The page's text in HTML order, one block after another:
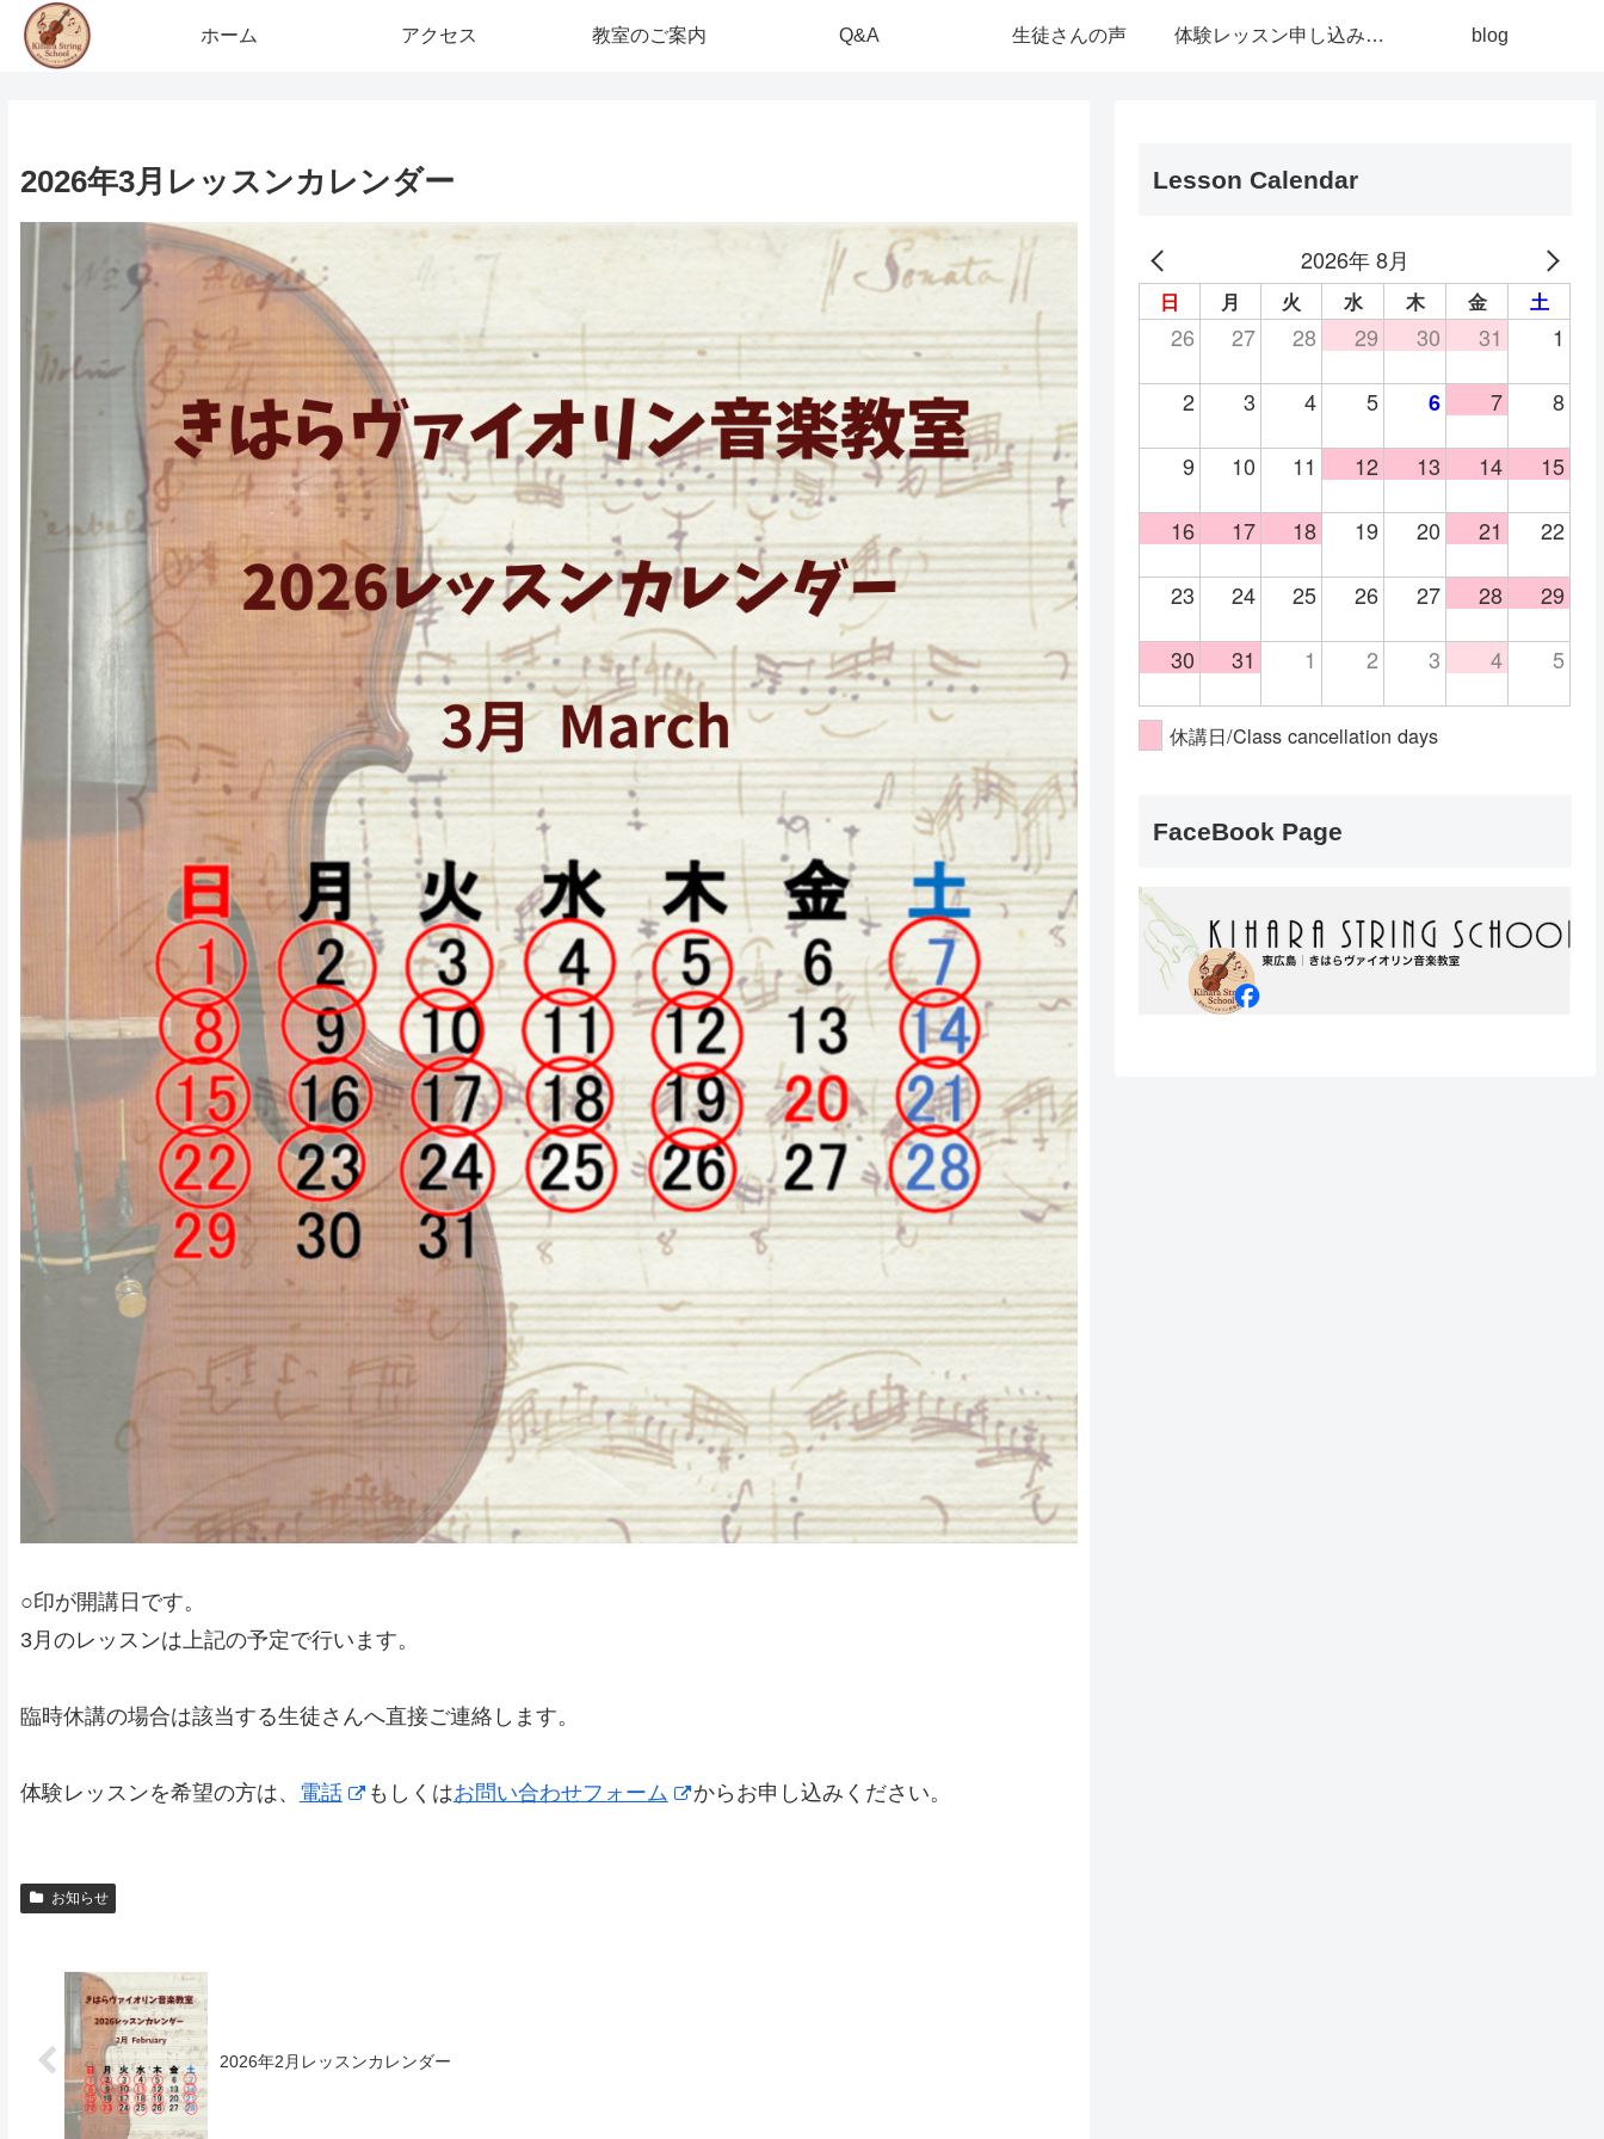
ホーム アクセス 教室のご案内 Q&A 生徒さんの声 体験レッスン申し込み/お問い合わせ blog
2026年3月レッスンカレンダー
○印が開講日です。
3月のレッスンは上記の予定で行います。
臨時休講の場合は該当する生徒さんへ直接ご連絡します。
体験レッスンを希望の方は、 電話 もしくはお問い合わせフォーム からお申し込みください。
お知らせ
2026年2月レッスンカレンダー
Lesson Calendar
2026年 8月
日 月 火 水 木 金 土
26 27 28 29 30 31 1
2 3 4 5 6 7 8
9 10 11 12 13 14 15
16 17 18 19 20 21 22
23 24 25 26 27 28 29
30 31 1 2 3 4 5
休講日/Class cancellation days
FaceBook Page